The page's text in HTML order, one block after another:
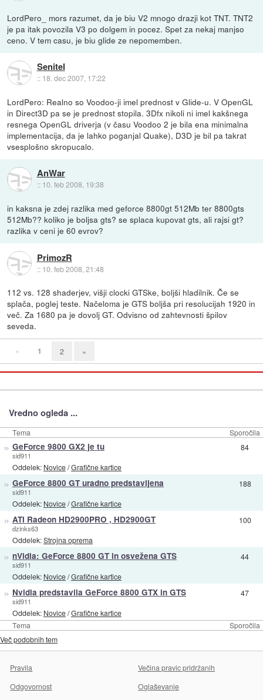
LordPero_ mors razumet, da je biu V2 mnogo drazji kot TNT. TNT2
je pa itak povozila V3 po dolgem in pocez. Spet za nekaj manjso
ceno. V tem casu, je biu glide ze nepomemben.
Senitel
:: 18. dec 2007, 17:22
LordPero: Realno so Voodoo-ji imel prednost v Glide-u. V OpenGL
in Direct3D pa se je prednost stopila. 3Dfx nikoli ni imel kakšnega
resnega OpenGL driverja (v času Voodoo 2 je bila ena minimalna
implementacija, da je lahko poganjal Quake), D3D je bil pa takrat
vsesplošno skropucalo.
AnWar
:: 10. feb 2008, 19:38
in kaksna je zdej razlika med geforce 8800gt 512Mb ter 8800gts
512Mb?? koliko je boljsa gts? se splaca kupovat gts, ali rajsi gt?
razlika v ceni je 60 evrov?
PrimozR
:: 10. feb 2008, 21:48
112 vs. 128 shaderjev, višji clocki GTSke, boljši hladilnik. Če se
splača, poglej teste. Načeloma je GTS boljša pri resolucijah 1920 in
več. Za 1680 pa je dovolj GT. Odvisno od zahtevnosti špilov
seveda.
« 1 2 »
Vredno ogleda ...
Tema Sporočila
Tema Sporočila
» GeForce 9800 GX2 je tu
sid911
Oddelek: Novice/Grafične kartice
84
» GeForce 8800 GT uradno predstavljena
sid911
Oddelek: Novice/Grafične kartice
188
» ATI Radeon HD2900PRO , HD2900GT
dzinks63
Oddelek:Strojna oprema
100
» nVidia: GeForce 8800 GT in osvežena GTS
sid911
Oddelek: Novice/Grafične kartice
44
» Nvidia predstavila GeForce 8800 GTX in GTS
sid911
Oddelek: Novice/Grafične kartice
47
Več podobnih tem
Pravila
Večina pravic pridržanih
Odgovornost
Oglaševanje